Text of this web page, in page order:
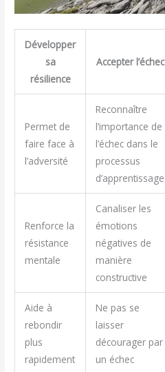
Développer
sa
résilience
Accepter l’échec
Permet de
faire face à
l’adversité
Reconnaître
l’importance de
l’échec dans le
processus
d’apprentissage
Renforce la
résistance
mentale
Canaliser les
émotions
négatives de
manière
constructive
Aide à
rebondir
plus
rapidement
Ne pas se
laisser
décourager par
un échec